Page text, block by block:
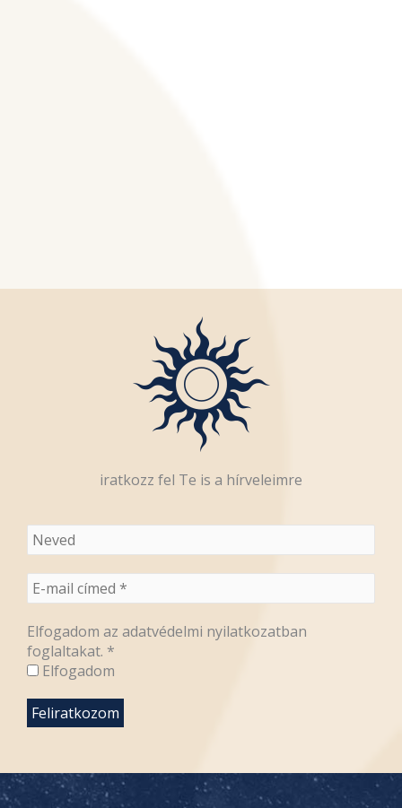
iratkozz fel Te is a hírveleimre
Elfogadom az adatvédelmi nyilatkozatban
foglaltakat. *
Elfogadom